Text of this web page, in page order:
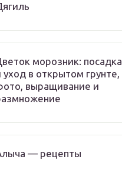
морозник: посадка
уход в открытом грунте,
выращивание и
— рецепты